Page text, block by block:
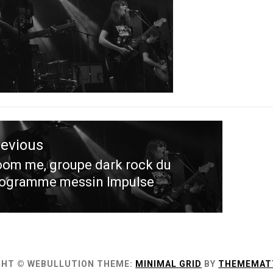
me, groupe dark rock du
messin Impulse
© WEBULLUTION THEME: MINIMAL GRID BY